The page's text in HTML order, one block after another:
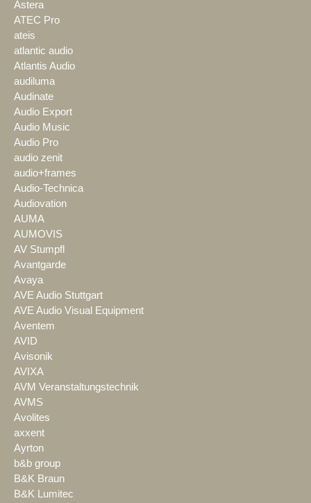
Astera
ATEC Pro
ateis
atlantic audio
Atlantis Audio
audiluma
Audinate
Audio Export
Audio Music
Audio Pro
audio zenit
audio+frames
Audio-Technica
Audiovation
AUMA
AUMOVIS
AV Stumpfl
Avantgarde
Avaya
AVE Audio Stuttgart
AVE Audio Visual Equipment
Aventem
AVID
Avisonik
AVIXA
AVM Veranstaltungstechnik
AVMS
Avolites
axxent
Ayrton
b&b group
B&K Braun
B&K Lumitec